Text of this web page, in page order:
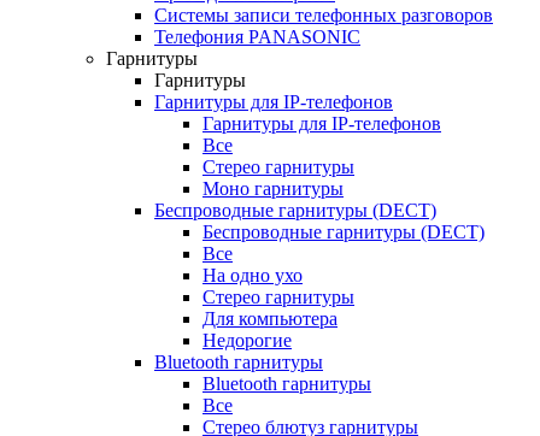
Системы записи телефонных разговоров
Телефония PANASONIC
Гарнитуры
Гарнитуры
Гарнитуры для IP-телефонов
Гарнитуры для IP-телефонов
Все
Стерео гарнитуры
Моно гарнитуры
Беспроводные гарнитуры (DECT)
Беспроводные гарнитуры (DECT)
Все
На одно ухо
Стерео гарнитуры
Для компьютера
Недорогие
Bluetooth гарнитуры
Bluetooth гарнитуры
Все
Стерео блютуз гарнитуры